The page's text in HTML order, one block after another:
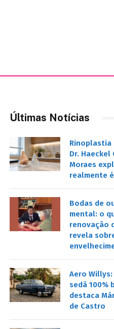
Últimas Notícias
Rinoplastia
Dr. Haeckel
Moraes
realmente
Bodas de
mental: o
renovação
revela
Aero
sedã 100%
destaca
de Castro